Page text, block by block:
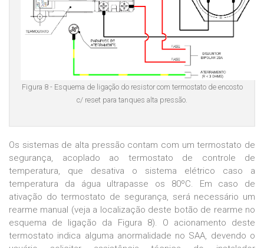
Figura 8 - Esquema de ligação do resistor com termostato de encosto
c/ reset para tanques alta pressão.
Os sistemas de alta pressão contam com um termostato de
segurança, acoplado ao termostato de controle de
temperatura, que desativa o sistema elétrico caso a
temperatura da água ultrapasse os 80ºC. Em caso de
ativação do termostato de segurança, será necessário um
rearme manual (veja a localização deste botão de rearme no
esquema de ligação da Figura 8). O acionamento deste
termostato indica alguma anormalidade no SAA, devendo o